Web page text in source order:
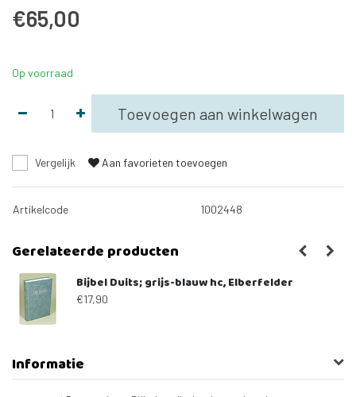
€65,00
Op voorraad
Toevoegen aan winkelwagen
Vergelijk Aan favorieten toevoegen
Artikelcode 1002448
Gerelateerde producten
Bijbel Duits; grijs-blauw hc, Elberfelder
€17,90
Informatie